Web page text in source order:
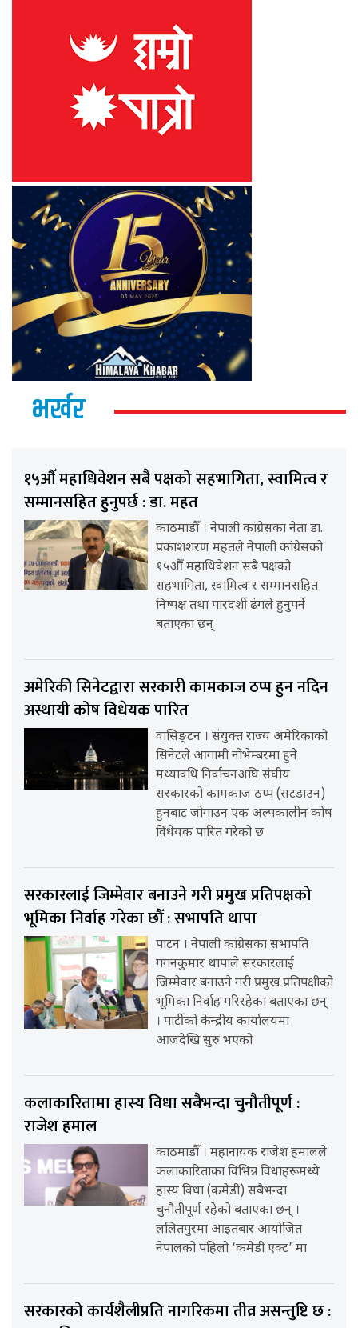
भर्खर
१५औँ महाधिवेशन सबै पक्षको सहभागिता, स्वामित्व र
सम्मानसहित हुनुपर्छ : डा. महत
काठमाडौँ । नेपाली कांग्रेसका नेता डा.
प्रकाशशरण महतले नेपाली कांग्रेसको
१५औँ महाधिवेशन सबै पक्षको
सहभागिता, स्वामित्व र सम्मानसहित
निष्पक्ष तथा पारदर्शी ढंगले हुनुपर्ने
बताएका छन्
अमेरिकी सिनेटद्वारा सरकारी कामकाज ठप्प हुन नदिन
अस्थायी कोष विधेयक पारित
वासिङ्टन । संयुक्त राज्य अमेरिकाको
सिनेटले आगामी नोभेम्बरमा हुने
मध्यावधि निर्वाचनअघि संघीय
सरकारको कामकाज ठप्प (सटडाउन)
हुनबाट जोगाउन एक अल्पकालीन कोष
विधेयक पारित गरेको छ
सरकारलाई जिम्मेवार बनाउने गरी प्रमुख प्रतिपक्षको
भूमिका निर्वाह गरेका छौँ : सभापति थापा
पाटन । नेपाली कांग्रेसका सभापति
गगनकुमार थापाले सरकारलाई
जिम्मेवार बनाउने गरी प्रमुख प्रतिपक्षीको
भूमिका निर्वाह गरिरहेका बताएका छन्
। पार्टीको केन्द्रीय कार्यालयमा
आजदेखि सुरु भएको
कलाकारितामा हास्य विधा सबैभन्दा चुनौतीपूर्ण :
राजेश हमाल
काठमाडौँ । महानायक राजेश हमालले
कलाकारिताका विभिन्न विधाहरूमध्ये
हास्य विधा (कमेडी) सबैभन्दा
चुनौतीपूर्ण रहेको बताएका छन् ।
ललितपुरमा आइतबार आयोजित
नेपालको पहिलो ‘कमेडी एक्ट’ मा
सरकारको कार्यशैलीप्रति नागरिकमा तीव्र असन्तुष्टि छ :